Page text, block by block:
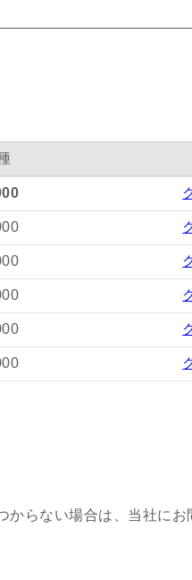
らない場合は、当社にお